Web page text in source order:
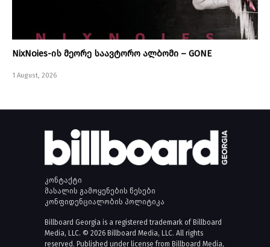
NixNoies-ის მეორე საავტორო ალბომი – GONE
1 August, 2026
კონტაქტი
მასალის გამოყენების წესები
კონფიდენციალობის პოლიტიკა
Billboard Georgia is a registered trademark of Billboard
Media, LLC. © 2026 Billboard Media, LLC. All rights
reserved. Published under license from Billboard Media,